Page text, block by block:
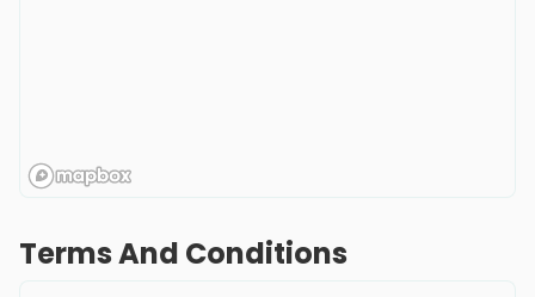
Terms And Conditions